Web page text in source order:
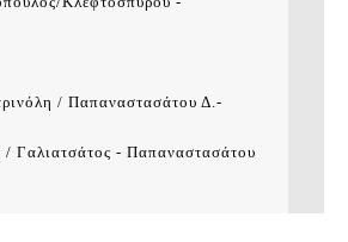
/ Παπαναστασάτου Δ.-
Γαλιατσάτος - Παπαναστασάτου